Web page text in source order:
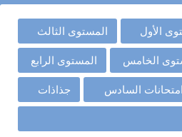
الأول المستوى الثالث
الخامس المستوى الرابع
امتحانات السادس جذاذات